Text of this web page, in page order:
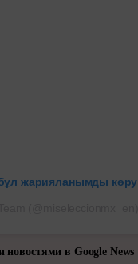
жарияланымды көру
новостями в Google News